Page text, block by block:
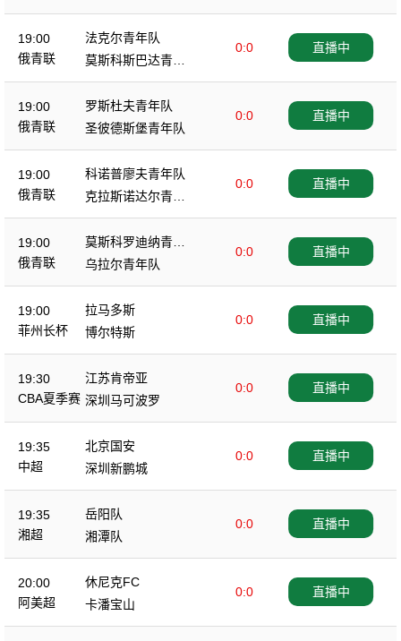
队
19:00
俄青联
法克尔青年队
0:0
莫斯科斯巴达青年
队
直播中
19:00
俄青联
罗斯杜夫青年队
0:0
圣彼德斯堡青年队
直播中
19:00
俄青联
科诺普廖夫青年队
0:0
克拉斯诺达尔青年
队
直播中
19:00
俄青联
莫斯科罗迪纳青年
队
0:0
乌拉尔青年队
直播中
19:00
菲州长杯
拉马多斯
0:0
博尔特斯
直播中
19:30
CBA夏季赛
江苏肯帝亚
0:0
深圳马可波罗
直播中
19:35
中超
北京国安
0:0
深圳新鹏城
直播中
19:35
湘超
岳阳队
0:0
湘潭队
直播中
20:00
阿美超
休尼克FC
0:0
卡潘宝山
直播中